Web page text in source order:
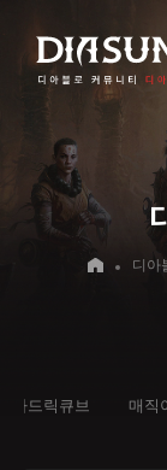
디아
라드릭큐브 매직